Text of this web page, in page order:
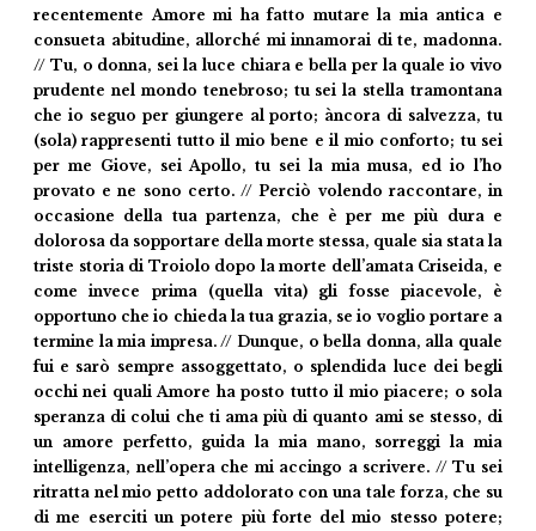
recentemente Amore mi ha fatto mutare la mia antica e
consueta abitudine, allorché mi innamorai di te, madonna.
// Tu, o donna, sei la luce chiara e bella per la quale io vivo
prudente nel mondo tenebroso; tu sei la stella tramontana
che io seguo per giungere al porto; àncora di salvezza, tu
(sola) rappresenti tutto il mio bene e il mio conforto; tu sei
per me Giove, sei Apollo, tu sei la mia musa, ed io l’ho
provato e ne sono certo. // Perciò volendo raccontare, in
occasione della tua partenza, che è per me più dura e
dolorosa da sopportare della morte stessa, quale sia stata la
triste storia di Troiolo dopo la morte dell’amata Criseida, e
come invece prima (quella vita) gli fosse piacevole, è
opportuno che io chieda la tua grazia, se io voglio portare a
termine la mia impresa. // Dunque, o bella donna, alla quale
fui e sarò sempre assoggettato, o splendida luce dei begli
occhi nei quali Amore ha posto tutto il mio piacere; o sola
speranza di colui che ti ama più di quanto ami se stesso, di
un amore perfetto, guida la mia mano, sorreggi la mia
intelligenza, nell’opera che mi accingo a scrivere. // Tu sei
ritratta nel mio petto addolorato con una tale forza, che su
di me eserciti un potere più forte del mio stesso potere;